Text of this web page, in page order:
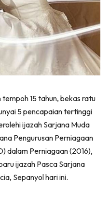
15 tahun, bekas ratu
5 pencapaian tertinggi
ijazah Sarjana Muda
Pengurusan Perniagaan
dalam Perniagaan (2016),
ijazah Pasca Sarjana
Sepanyol hari ini.